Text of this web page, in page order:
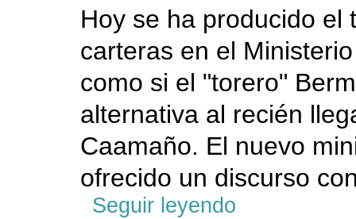
Hoy se ha producido el
carteras en el
como si el "torero"
alternativa al recién
Caamaño. El nuevo
ofrecido un discurso
Seguir leyendo